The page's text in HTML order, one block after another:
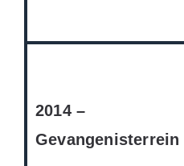
2014 –
Gevangenisterrein